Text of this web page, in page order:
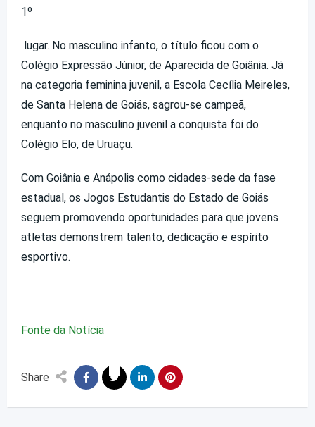
1º
lugar. No masculino infanto, o título ficou com o
Colégio Expressão Júnior, de Aparecida de Goiânia. Já
na categoria feminina juvenil, a Escola Cecília Meireles,
de Santa Helena de Goiás, sagrou-se campeã,
enquanto no masculino juvenil a conquista foi do
Colégio Elo, de Uruaçu.
Com Goiânia e Anápolis como cidades-sede da fase
estadual, os Jogos Estudantis do Estado de Goiás
seguem promovendo oportunidades para que jovens
atletas demonstrem talento, dedicação e espírito
esportivo.
Fonte da Notícia
Share